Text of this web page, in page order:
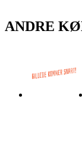
ANDRE